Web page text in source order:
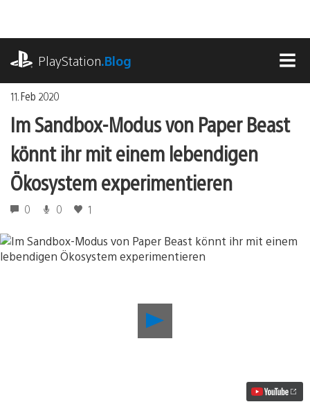
springen
PlayStation.Blog
11. Feb 2020
Im Sandbox-Modus von Paper Beast
könnt ihr mit einem lebendigen
Ökosystem experimentieren
0 0 1
Modus